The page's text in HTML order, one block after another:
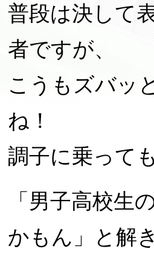
普段は決して
者ですが、
こうもズバッ
ね！
調子に乗って
「男子高校生
かもん」と解